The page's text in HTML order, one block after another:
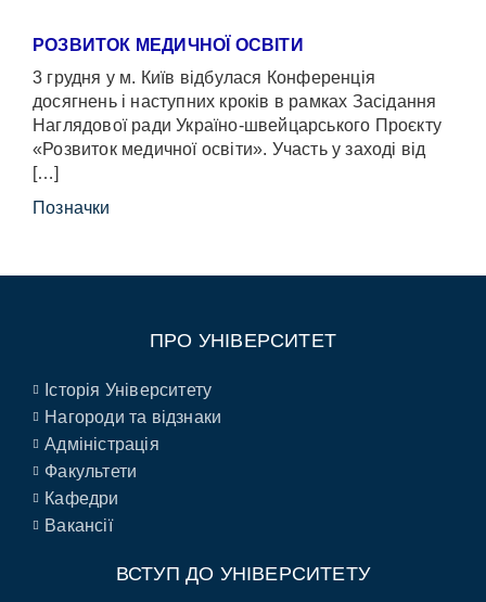
РОЗВИТОК МЕДИЧНОЇ ОСВІТИ
3 грудня у м. Київ відбулася Конференція
досягнень і наступних кроків в рамках Засідання
Наглядової ради Україно-швейцарського Проєкту
«Розвиток медичної освіти». Участь у заході від
[…]
Позначки
ПРО УНІВЕРСИТЕТ
Історія Університету
Нагороди та відзнаки
Адміністрація
Факультети
Кафедри
Вакансії
ВСТУП ДО УНІВЕРСИТЕТУ